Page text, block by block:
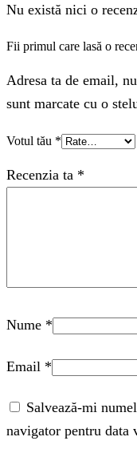
Nu există nici o
Fii primul care lasă o
Adresa ta de email,
sunt marcate cu o
Votul tău *
Recenzia ta *
Nume *
Email *
Salvează-mi
navigator pentru data